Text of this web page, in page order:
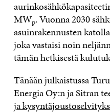
MWp. Vuonna 2030
asuinrakennusten
joka vastaisi noin
tämän hetkisestä
Tänään julkaistussa
Energia Oy:n ja Sitran
ja